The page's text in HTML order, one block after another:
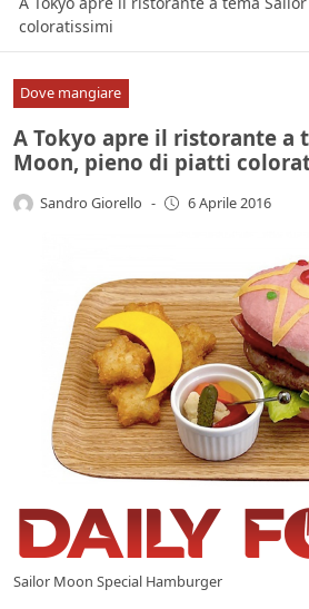
coloratissimi
Dove mangiare
A Tokyo apre il ristorante a
Moon, pieno di piatti
Sandro Giorello - 6 Aprile 2016
Sailor Moon Special Hamburger